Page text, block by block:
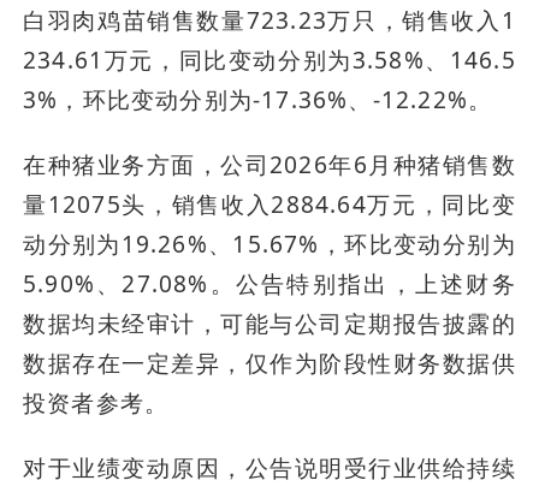
白羽肉鸡苗销售数量723.23万只，销售收入1
234.61万元，同比变动分别为3.58%、146.5
3%，环比变动分别为-17.36%、-12.22%。
在种猪业务方面，公司2026年6月种猪销售数
量12075头，销售收入2884.64万元，同比变
动分别为19.26%、15.67%，环比变动分别为
5.90%、27.08%。公告特别指出，上述财务
数据均未经审计，可能与公司定期报告披露的
数据存在一定差异，仅作为阶段性财务数据供
投资者参考。
对于业绩变动原因，公告说明受行业供给持续